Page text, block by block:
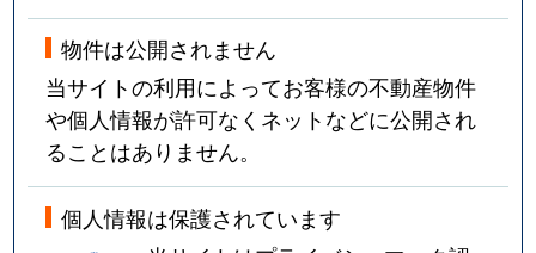
物件は公開されません
当サイトの利用によってお客様の不動産物件
や個人情報が許可なくネットなどに公開され
ることはありません。
個人情報は保護されています